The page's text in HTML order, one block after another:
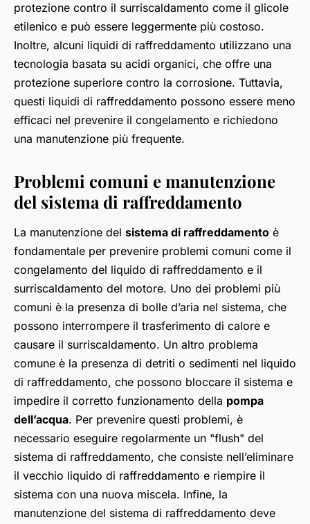
protezione contro il surriscaldamento come il glicole
etilenico e può essere leggermente più costoso.
Inoltre, alcuni liquidi di raffreddamento utilizzano una
tecnologia basata su acidi organici, che offre una
protezione superiore contro la corrosione. Tuttavia,
questi liquidi di raffreddamento possono essere meno
efficaci nel prevenire il congelamento e richiedono
una manutenzione più frequente.
Problemi comuni e manutenzione
del sistema di raffreddamento
La manutenzione del sistema di raffreddamento è
fondamentale per prevenire problemi comuni come il
congelamento del liquido di raffreddamento e il
surriscaldamento del motore. Uno dei problemi più
comuni è la presenza di bolle d’aria nel sistema, che
possono interrompere il trasferimento di calore e
causare il surriscaldamento. Un altro problema
comune è la presenza di detriti o sedimenti nel liquido
di raffreddamento, che possono bloccare il sistema e
impedire il corretto funzionamento della pompa
dell’acqua. Per prevenire questi problemi, è
necessario eseguire regolarmente un "flush" del
sistema di raffreddamento, che consiste nell’eliminare
il vecchio liquido di raffreddamento e riempire il
sistema con una nuova miscela. Infine, la
manutenzione del sistema di raffreddamento deve